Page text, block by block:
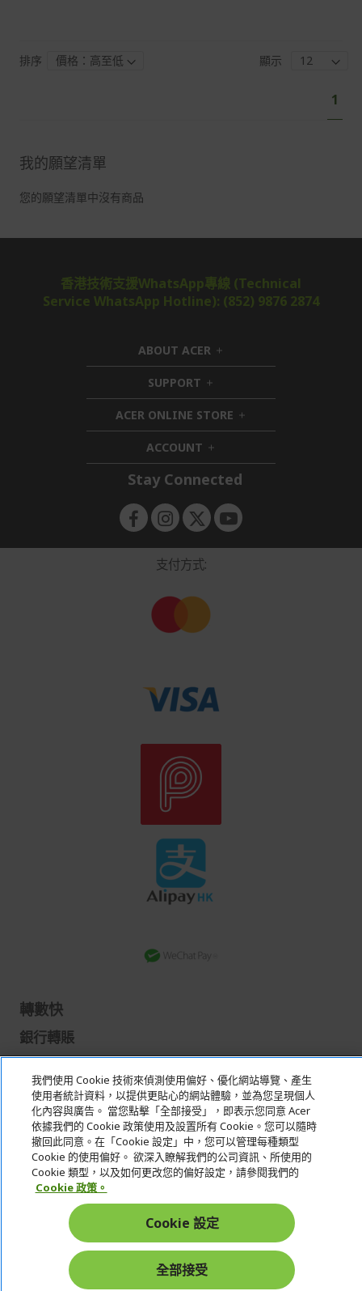
排序
顯示
您
目
1
我的願望清單
您的願望清單中沒有商品
香港技術支援WhatsApp專線 (Technical
Service WhatsApp Hotline): (852) 9876 2874
ABOUT ACER h
i
d
e
n
SUPPORT h
i
d
d
n
ACER ONLINE STORE h
i
d
e
ACCOUNT h
i
d
e
n
Stay Connected
支付方式:
轉數快
銀行轉賬
Acer. All Rights Reserved.
Hong Kong
我們使用 Cookie 技術來偵測使用偏好、優化網站導覽、產生
使用者統計資料，以提供更貼心的網站體驗，並為您呈現個人
化內容與廣告。 當您點擊「全部接受」，即表示您同意 Acer
依據我們的 Cookie 政策使用及設置所有 Cookie。您可以隨時
撤回此同意。在「Cookie 設定」中，您可以管理每種類型
Cookie 的使用偏好。 欲深入瞭解我們的公司資訊、所使用的
Cookie 類型，以及如何更改您的偏好設定，請參閱我們的
Cookie 政策。
Cookie 設定
全部接受